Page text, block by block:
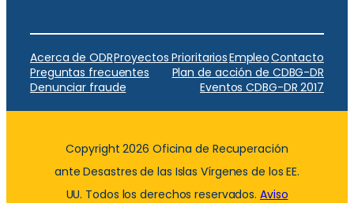
Acerca de ODRProyectos PrioritariosEmpleoContacto
Preguntas frecuentes
Plan de acción de CDBG-DR
Denunciar fraude
Eventos CDBG-DR 2017
Copyright 2026 Oficina de Recuperación
ante Desastres de las Islas Vírgenes de los EE.
UU. Todos los derechos reservados. Aviso